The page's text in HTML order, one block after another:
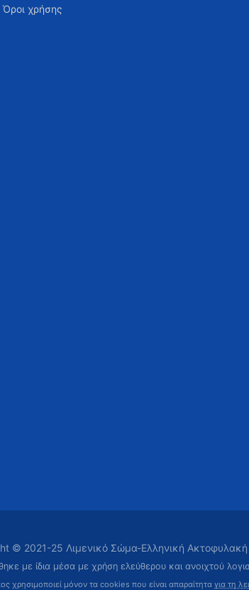
Όροι χρήσης
© 2021-25 Λιμενικό Σώμα-Ελληνική Ακτοφυλακή
με ίδια μέσα με χρήση ελεύθερου και ανοιχτού
χρησιμοποιεί μόνον τα cookies που είναι απαραίτητα για τη